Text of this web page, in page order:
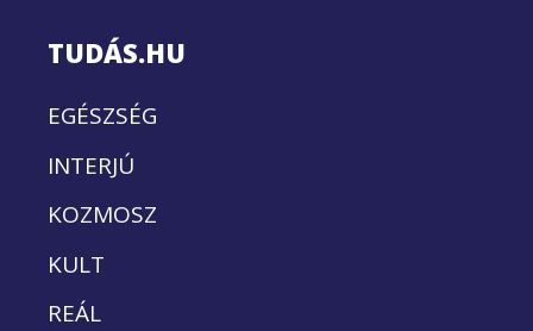
TUDÁS.HU
EGÉSZSÉG
INTERJÚ
KOZMOSZ
KULT
REÁL